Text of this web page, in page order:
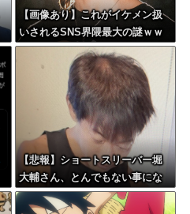
【画像あり】これがイケメン扱
いされるSNS界隈最大の謎ｗｗ
ｗｗｗｗｗｗｗｗｗｗｗｗｗｗ
【悲報】ショートスリーバー堀
大輔さん、とんでもない事にな
る・・・